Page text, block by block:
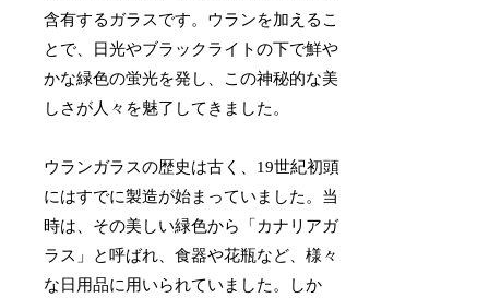
含有するガラスです。ウランを加えるこ
とで、日光やブラックライトの下で鮮や
かな緑色の蛍光を発し、この神秘的な美
しさが人々を魅了してきました。
ウランガラスの歴史は古く、19世紀初頭
にはすでに製造が始まっていました。当
時は、その美しい緑色から「カナリアガ
ラス」と呼ばれ、食器や花瓶など、様々
な日用品に用いられていました。しか